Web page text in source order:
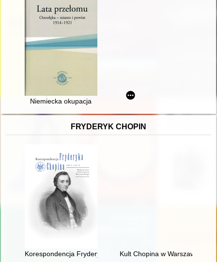
Niemiecka okupacja
FRYDERYK CHOPIN
Korespondencja Fryderyka Chopina. T. 3 cz. 4
Kult Chopina w Warszawie